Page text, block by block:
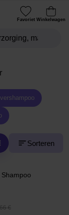
Favoriet Winkelwagen
Sorteren
€